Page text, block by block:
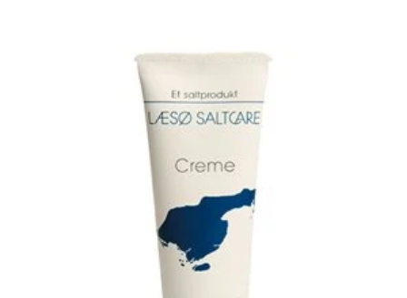
FORSIDE
KOSTTILSKUD
VITAMINER
MINERALER